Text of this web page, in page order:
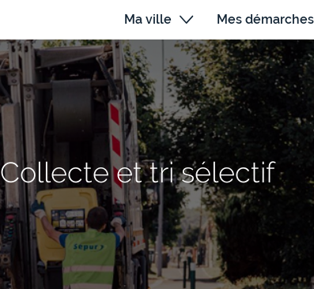
Ma ville Mes démarches
Collecte et tri sélectif